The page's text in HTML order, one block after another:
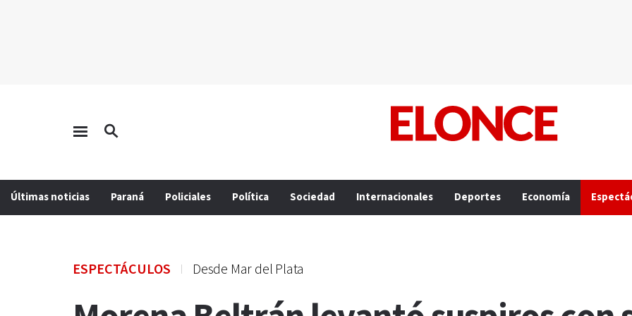
Últimas noticias Paraná Policiales Política Sociedad Internacionales Deportes Economía
ESPECTÁCULOS Desde Mar del Plata